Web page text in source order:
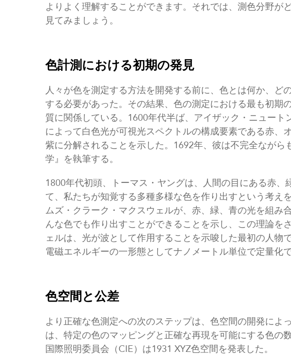
よりよく理解することができます。それでは、測色分野が
見てみましょう。
色計測における初期の発見
人々が色を測定する方法を開発する前に、色とは何か、ど
する必要があった。その結果、色の測定における最も初期
質に関係している。1600年代半ば、アイザック・ニュート
によって白色光が可視光スペクトルの構成要素である赤、
紫に分解されることを示した。1692年、彼は不完全ながら
学』を執筆する。
1800年代初頭、トーマス・ヤングは、人間の目にある赤、
て、私たちが知覚する多種多様な色を作り出すという考え
ムズ・クラーク・マクスウェルが、赤、緑、青の光を組み
んな色でも作り出すことができることを示し、この理論を
ェルは、光が波として作用することを示唆した最初の人物
電磁エネルギーの一形態としてナノメートル単位で定量化
色空間と公差
より正確な色測定への次のステップは、色空間の開発によ
は、特定の色のマッピングと正確な再現を可能にする色の
国際照明委員会（CIE）は1931 XYZ色空間を発表した。